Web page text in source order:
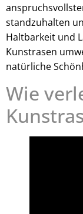
standzuhalten
Haltbarkeit und
Kunstrasen
natürliche
Wie